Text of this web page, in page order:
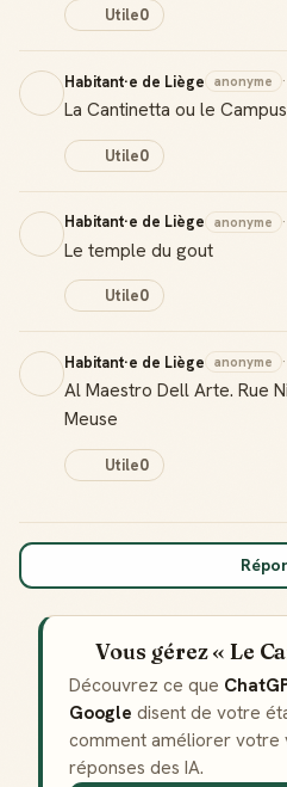
Utile0
Habitant·e de Liège anonyme
La Cantinetta ou le Campus
Utile0
Habitant·e de Liège anonyme
Le temple du gout
Utile0
Habitant·e de Liège anonyme
Al Maestro Dell Arte. Rue
Meuse
Utile0
Vous gérez « Le
Découvrez ce que
Google disent de votre
comment améliorer votre
réponses des IA.